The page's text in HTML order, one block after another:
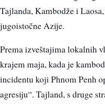
Tajlanda, Kambodže i
jugoistočne Azije.
Prema izveštajima lokalnih
krajem maja, kada je
incidentu koji Phnom Penh
agresiju“. Tajland, s druge